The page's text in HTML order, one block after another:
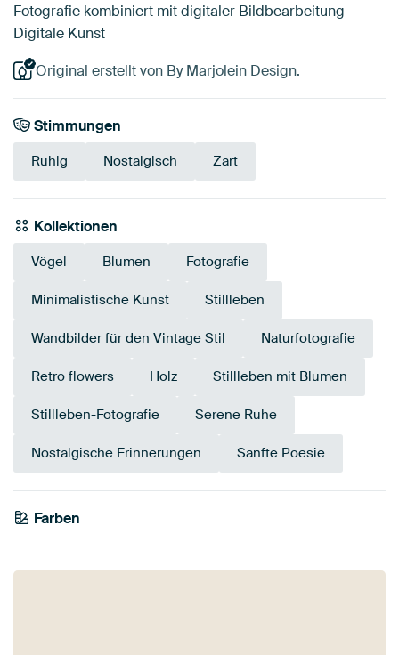
Fotografie kombiniert mit digitaler Bildbearbeitung
Digitale Kunst
Original erstellt von By Marjolein Design.
Stimmungen
Ruhig Nostalgisch Zart
Kollektionen
Vögel Blumen Fotografie
Minimalistische Kunst Stillleben
Wandbilder für den Vintage Stil Naturfotografie
Retro flowers Holz Stillleben mit Blumen
Stillleben-Fotografie Serene Ruhe
Nostalgische Erinnerungen Sanfte Poesie
Farben
Braun
Beige